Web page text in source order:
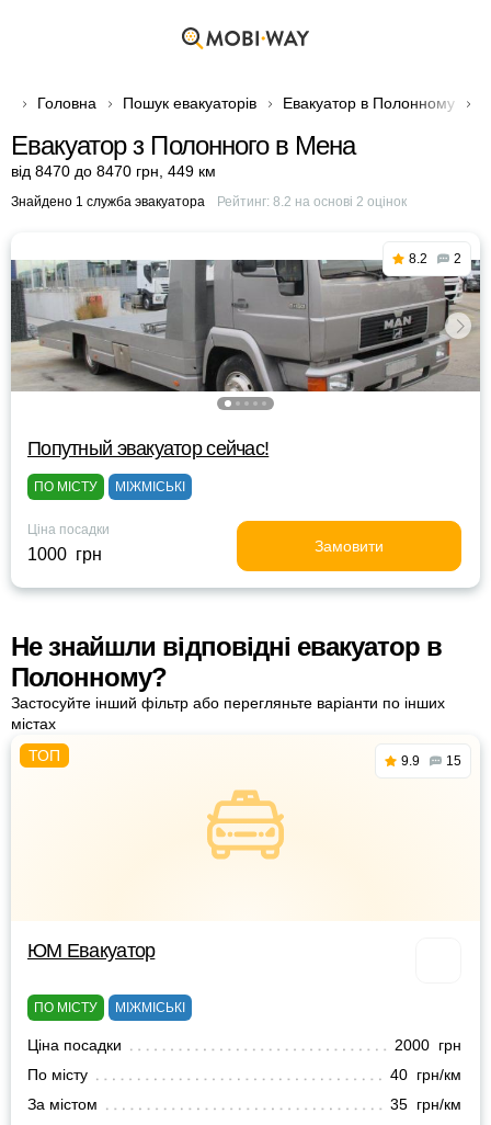
Головна Пошук евакуаторів Евакуатор в Полонному
Евакуатор з Полонного в Мена
від 8470 до 8470 грн 449 км
Знайдено 1 служба эвакуатора Рейтинг: 8.2 на основі 2 оцінок
8.2 2
Попутный эвакуатор сейчас!
ПО МІСТУ МІЖМІСЬКІ
Ціна посадки
1000 грн Замовити
Не знайшли відповідні евакуатор в
Полонному?
Застосуйте інший фільтр або перегляньте варіанти по інших
містах
9.9 15
ЮМ Евакуатор
ПО МІСТУ МІЖМІСЬКІ
Ціна посадки
2000 грн
По місту
40 грн/км
За містом
35 грн/км